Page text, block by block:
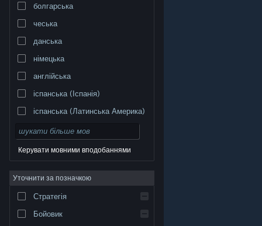
© Valve Corporation. Усі права захищено. Усі
Юридична інформація
підписника Steam
cookie
болгарська
чеська
данська
німецька
англійська
іспанська (Іспанія)
іспанська (Латинська Америка)
Керувати мовними вподобаннями
Уточнити за позначкою
Стратегія
Бойовик